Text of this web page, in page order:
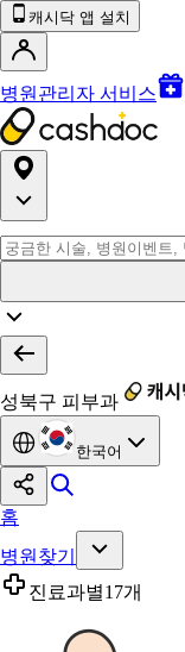
캐시닥 앱 설치
병원관리자 서비스
성북구 피부과
한국어
홈
병원찾기
진료과별17개